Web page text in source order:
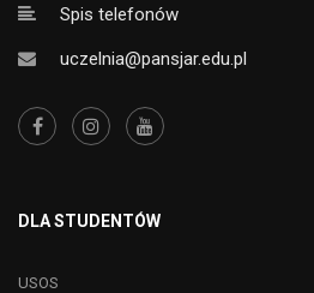
Spis telefonów
uczelnia@pansjar.edu.pl
DLA STUDENTÓW
USOS